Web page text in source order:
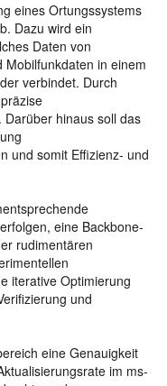
eines Ortungssystems
Dazu wird ein
Daten von
Mobilfunkdaten in einem
verbindet. Durch
hinaus soll das
und somit Effizienz- und
eine Backbone-
rudimentären
iterative Optimierung
und
eine Genauigkeit
im ms-